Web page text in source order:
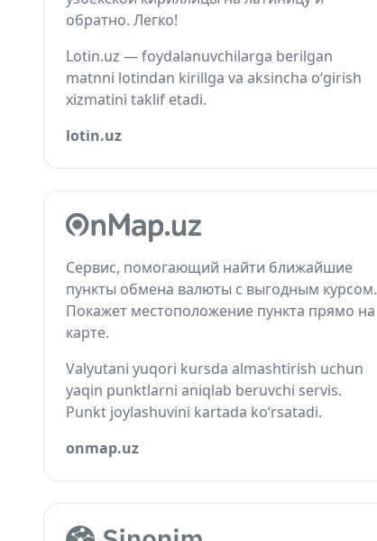
обратно. Легко!
Lotin.uz — foydalanuvchilarga berilgan
matnni lotindan kirillga va aksincha o‘girish
xizmatini taklif etadi.
lotin.uz
Сервис, помогающий найти ближайшие
пункты обмена валюты с выгодным курсом.
Покажет местоположение пункта прямо на
карте.
Valyutani yuqori kursda almashtirish uchun
yaqin punktlarni aniqlab beruvchi servis.
Punkt joylashuvini kartada ko‘rsatadi.
onmap.uz